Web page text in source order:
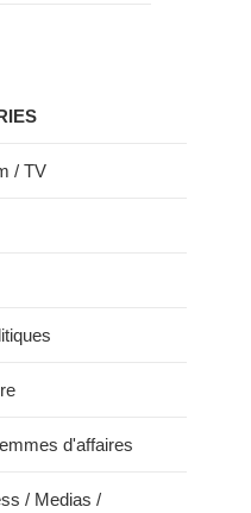
/ TV
d'affaires
/ Medias /